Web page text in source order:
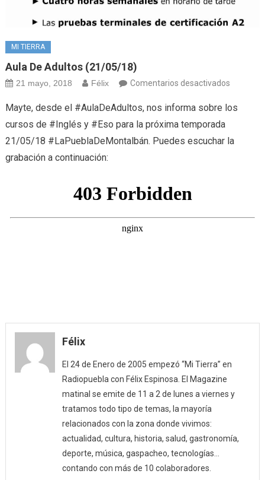
MI TIERRA
Aula De Adultos (21/05/18)
21 mayo, 2018 Félix Comentarios desactivadosen
de
(21/05/
Mayte, desde el #AulaDeAdultos, nos informa sobre los
cursos de #Inglés y #Eso para la próxima temporada
21/05/18 #LaPueblaDeMontalbán. Puedes escuchar la
grabación a continuación:
Félix
El 24 de Enero de 2005 empezó “Mi Tierra” en
Radiopuebla con Félix Espinosa. El Magazine
matinal se emite de 11 a 2 de lunes a viernes y
tratamos todo tipo de temas, la mayoría
relacionados con la zona donde vivimos:
actualidad, cultura, historia, salud, gastronomía,
deporte, música, gaspacheo, tecnologías…
contando con más de 10 colaboradores.